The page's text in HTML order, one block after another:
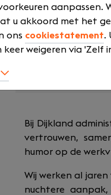
Voltijd
Bij Dijkland
vertrouwen,
humor op de
Wij werken al
nuchtere
aanpassen.
u akkoord met het
ons cookiestatement.
keer weigeren via 'Zelf